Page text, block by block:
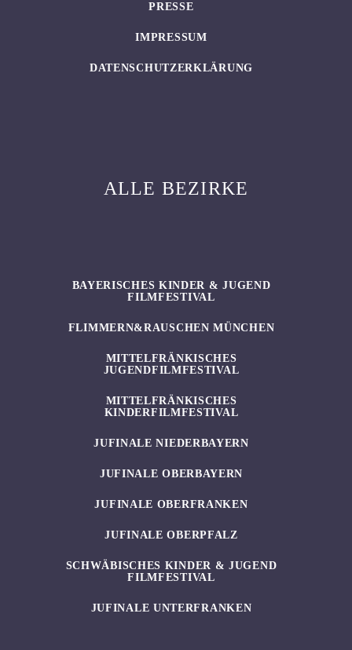
PRESSE
IMPRESSUM
DATENSCHUTZERKLÄRUNG
ALLE BEZIRKE
BAYERISCHES KINDER & JUGEND
FILMFESTIVAL
FLIMMERN&RAUSCHEN MÜNCHEN
MITTELFRÄNKISCHES
JUGENDFILMFESTIVAL
MITTELFRÄNKISCHES
KINDERFILMFESTIVAL
JUFINALE NIEDERBAYERN
JUFINALE OBERBAYERN
JUFINALE OBERFRANKEN
JUFINALE OBERPFALZ
SCHWÄBISCHES KINDER & JUGEND
FILMFESTIVAL
JUFINALE UNTERFRANKEN